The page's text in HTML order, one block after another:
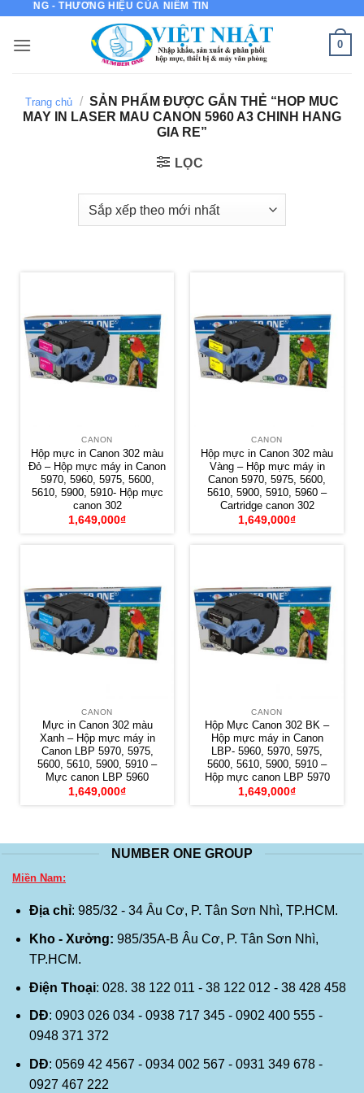
nội
- THƯƠNG HIỆU CỦA NIỀM TIN
0
Trang chủ / SẢN PHẨM ĐƯỢC GẮN THẺ “HOP MUC
MAY IN LASER MAU CANON 5960 A3 CHINH HANG
GIA RE”
LỌC
CANON
Hộp mực in Canon 302 màu
Đỏ – Hộp mực máy in Canon
5970, 5960, 5975, 5600,
5610, 5900, 5910- Hộp mực
canon 302
1,649,000₫
CANON
Hộp mực in Canon 302 màu
Vàng – Hộp mực máy in
Canon 5970, 5975, 5600,
5610, 5900, 5910, 5960 –
Cartridge canon 302
1,649,000₫
CANON
Mực in Canon 302 màu
Xanh – Hộp mực máy in
Canon LBP 5970, 5975,
5600, 5610, 5900, 5910 –
Mực canon LBP 5960
1,649,000₫
CANON
Hộp Mực Canon 302 BK –
Hộp mực máy in Canon
LBP- 5960, 5970, 5975,
5600, 5610, 5900, 5910 –
Hộp mực canon LBP 5970
1,649,000₫
NUMBER ONE GROUP
Miền Nam:
Địa chỉ: 985/32 - 34 Âu Cơ, P. Tân Sơn Nhì, TP.HCM.
Kho - Xưởng: 985/35A-B Âu Cơ, P. Tân Sơn Nhì,
TP.HCM.
Điện Thoại: 028. 38 122 011 - 38 122 012 - 38 428 458
DĐ: 0903 026 034 - 0938 717 345 - 0902 400 555 -
0948 371 372
DĐ: 0569 42 4567 - 0934 002 567 - 0931 349 678 -
0927 467 222